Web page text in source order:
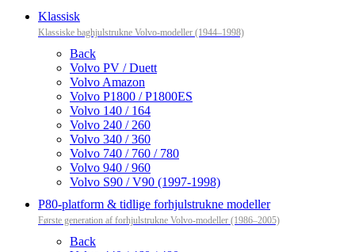
Klassisk
Klassiske baghjulstrukne Volvo-modeller (1944–1998)
Back
Volvo PV / Duett
Volvo Amazon
Volvo P1800 / P1800ES
Volvo 140 / 164
Volvo 240 / 260
Volvo 340 / 360
Volvo 740 / 760 / 780
Volvo 940 / 960
Volvo S90 / V90 (1997-1998)
P80-platform & tidlige forhjulstrukne modeller
Første generation af forhjulstrukne Volvo-modeller (1986–2005)
Back